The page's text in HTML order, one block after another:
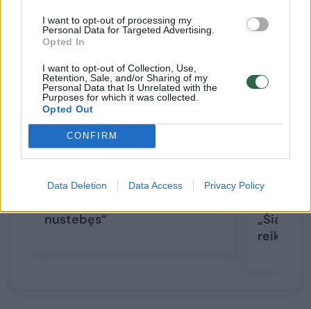
I want to opt-out of processing my
Personal Data for Targeted Advertising.
Opted In
I want to opt-out of Collection, Use,
Retention, Sale, and/or Sharing of my
Personal Data that Is Unrelated with the
Purposes for which it was collected.
Opted Out
CONFIRM
Data Deletion Data Access Privacy Policy
Susiję straipsniai
„Hajduk“ treneris žavėjosi
nustebęs“
reikia